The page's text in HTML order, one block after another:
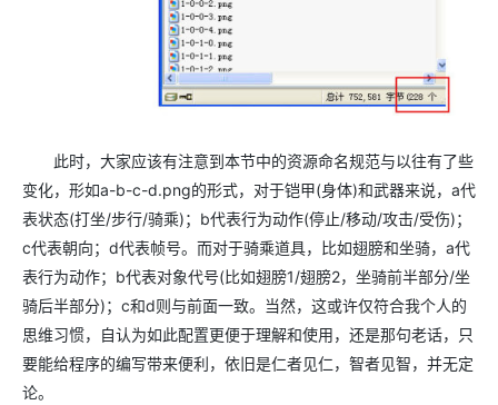
此时，大家应该有注意到本节中的资源命名规范与以往有了些
变化，形如a-b-c-d.png的形式，对于铠甲(身体)和武器来说， a代
表状态(打坐/步行/骑乘)； b代表行为动作(停止/移动/攻击/受伤)；
c代表朝向； d代表帧号。而对于骑乘道具，比如翅膀和坐骑， a代
表行为动作； b代表对象代号(比如翅膀1/翅膀2，坐骑前半部分/坐
骑后半部分)； c和d则与前面一致。当然，这或许仅符合我个人的
思维习惯，自认为如此配置更便于理解和使用，还是那句老话，只
要能给程序的编写带来便利，依旧是仁者见仁，智者见智，并无定
论。